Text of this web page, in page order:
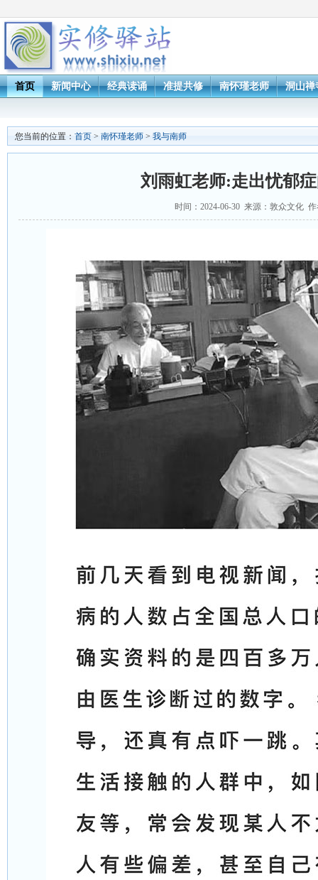
首页 新闻中心 经典读诵 准提共修 南怀瑾老师 洞山禅
您当前的位置： 首页 > 南怀瑾老师 > 我与南师
刘雨虹老师:走出忧郁
时间：2024-06-30 来源：敦众文化